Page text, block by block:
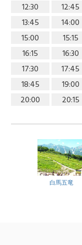
12:30
12:45
13:45
14:00
15:00
15:15
16:15
16:30
17:30
17:45
18:45
19:00
20:00
20:15
白馬五竜